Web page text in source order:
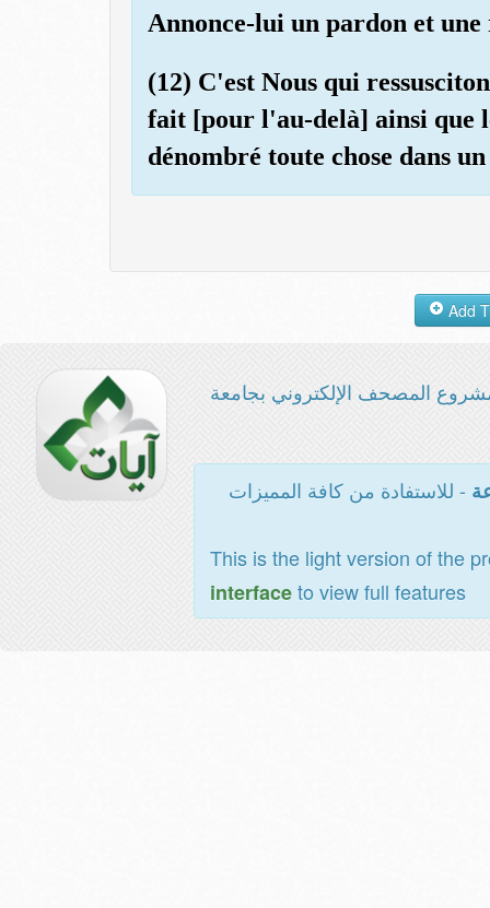
Annonce-lui un pardon et une
(12) C'est Nous qui
fait [pour l'au-delà] ainsi que
dénombré toute chose dans
المصحف الإلكتروني بجامعة
- للاستفادة من كافة المميزات
This is the light version of the
interfaceto view full features